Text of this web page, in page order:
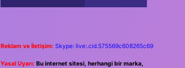
Reklam ve İletişim: Skype: live:.cid.575569c608265c69
Yasal Uyarı: Bu internet sitesi, herhangi bir marka,